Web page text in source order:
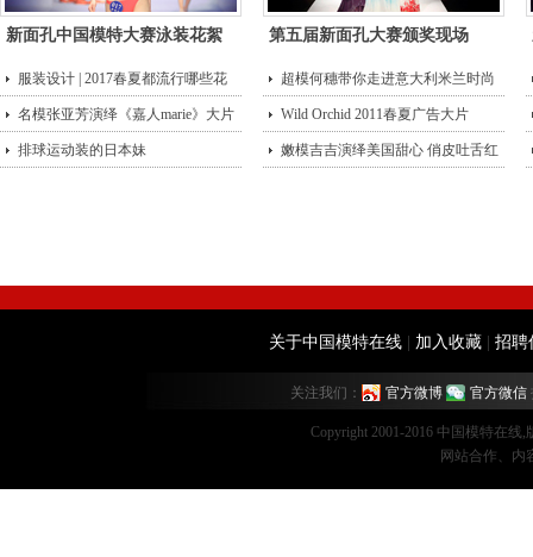
新面孔中国模特大赛泳装花絮 第五届新面孔大赛颁奖现场
服装设计 | 2017春夏都流行哪些花
型？
超模何穗带你走进意大利米兰时尚
街头
名模张亚芳演绎《嘉人marie》大片 Wild Orchid 2011春夏广告大片
排球运动装的日本妹 嫩模吉吉演绎美国甜心 俏皮吐舌红
关于中国模特在线 加入收藏 招聘
关注我们： 官方微博 官方微信
Copyright 2001-2016 中国模特在线
网站合作、内